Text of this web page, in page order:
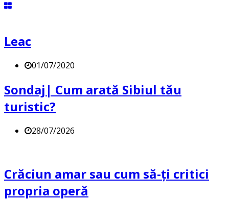
Leac
01/07/2020
Sondaj| Cum arată Sibiul tău
turistic?
28/07/2026
Crăciun amar sau cum să-ți critici
propria operă